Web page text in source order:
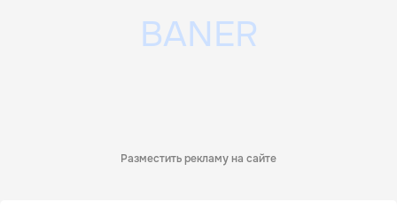
Разместить рекламу на сайте